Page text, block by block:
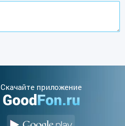
Cкачайте приложение